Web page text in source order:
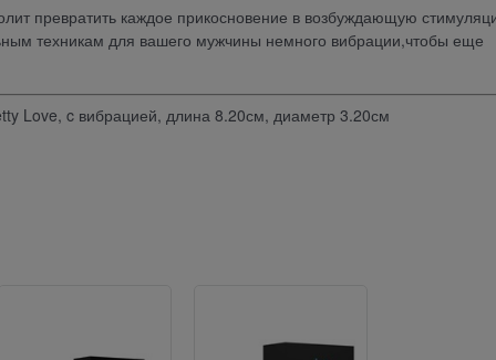
превратить каждое прикосновение в возбуждающую
техникам для вашего мужчины немного вибрации,чтобы еще
Love, c вибрацией, длина 8.20см, диаметр 3.20см